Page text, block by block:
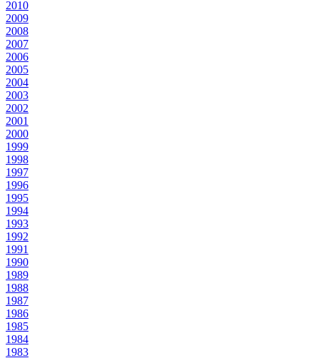
2010
2009
2008
2007
2006
2005
2004
2003
2002
2001
2000
1999
1998
1997
1996
1995
1994
1993
1992
1991
1990
1989
1988
1987
1986
1985
1984
1983